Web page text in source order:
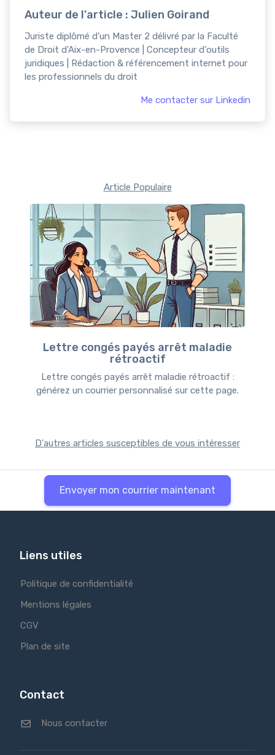
Auteur de l'article : Julien Goirand
Juriste diplômé d'un Master 2 délivré par la Faculté
de Droit d'Aix-en-Provence | Concepteur d'outils
juridiques | Rédaction & référencement internet pour
les professionnels du droit
Me contacter sur Linkedin
Article Populaire
Lettre congés payés arrêt maladie
rétroactif
Lettre congés payés arrêt maladie rétroactif :
générez un courrier personnalisé sur cette page.
D'autres articles susceptibles de vous intéresser
Envoyer mon courrier maintenant
Liens utiles
Politique de confidentialité
Mentions légales
CGV
Plan de site
Contact
Nous contacter